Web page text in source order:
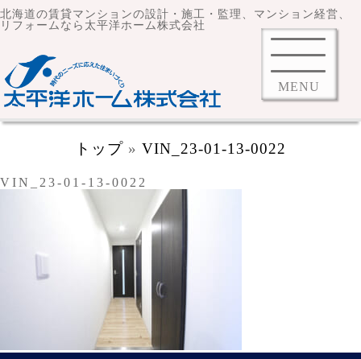
北海道の賃貸マンションの設計・施工・監理、マンション経営、
リフォームなら太平洋ホーム株式会社
MENU
トップ» VIN_23-01-13-0022
VIN_23-01-13-0022